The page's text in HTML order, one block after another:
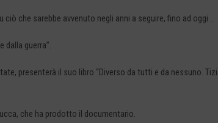
che sarebbe avvenuto negli anni a seguire, fino ad oggi …
dalla guerra”.
presenterà il suo libro “Diverso da tutti e da nessuno.
che ha prodotto il documentario.